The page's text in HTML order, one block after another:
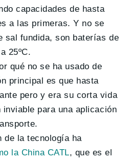
capacidades de hasta
a las primeras. Y no se
sal fundida, son baterías de
25ºC.
qué no se ha usado de
principal es que hasta
pero y era su corta vida
para una aplicación
de la tecnología ha
la China CATL, que es el